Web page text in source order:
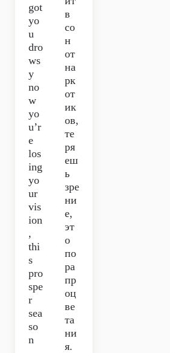
got
yo
u
dro
ws
y
no
w
yo
u’r
e
los
ing
yo
ur
vis
ion
,
thi
s
pro
spe
r
sea
so
n
в
со
н
от
на
рк
от
ик
ов,
те
ря
еш
ь
зре
ни
е,
эт
о
по
ра
пр
оц
ве
та
ни
я.